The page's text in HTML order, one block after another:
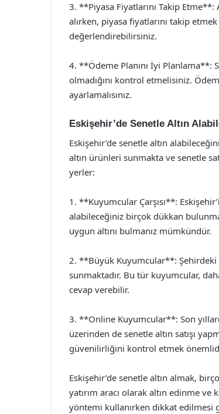
3. **Piyasa Fiyatlarını Takip
alırken, piyasa fiyatlarını takip
değerlendirebilirsiniz.
4. **Ödeme Planını İyi Planlama**:
olmadığını kontrol etmelisiniz.
ayarlamalısınız.
Eskişehir’de Senetle Altın
Eskişehir’de senetle altın
altın ürünleri sunmakta ve senetle
yerler:
1. **Kuyumcular Çarşısı**:
alabileceğiniz birçok dükkan
uygun altını bulmanız mümkündür.
2. **Büyük Kuyumcular**: Şehirdeki
sunmaktadır. Bu tür kuyumcular,
cevap verebilir.
3. **Online Kuyumcular**: Son
üzerinden de senetle altın satışı
güvenilirliğini kontrol etmek
Eskişehir’de senetle altın almak,
yatırım aracı olarak altın edinme
yöntemi kullanırken dikkat edilmesi